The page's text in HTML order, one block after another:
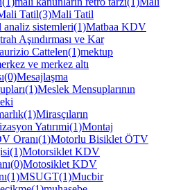
Tatil(3)Mali Tatil
analiz sistemleri(1)Matbaa KDV
Aşındırması ve Kar
Cattelen(1)mektup
ve merkez altı
Mesajlaşma
Meslek Mensuplarının
Mirasçıların
Yatırımi(1)Montaj
Oranı(1)Motorlu Bisiklet ÖTV
Motorsiklet KDV
Motosiklet KDV
MSUGT(1)Mucbir